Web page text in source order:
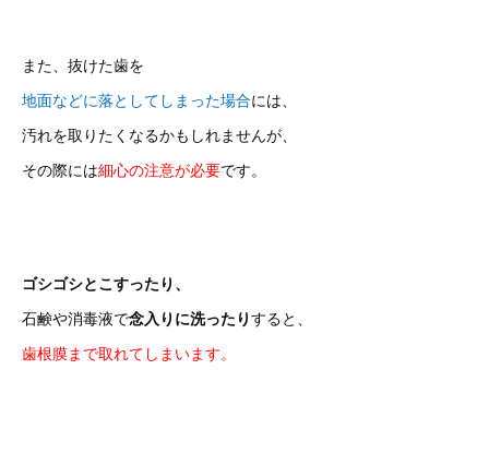
また、抜けた歯を
地面などに落としてしまった場合には、
汚れを取りたくなるかもしれませんが、
その際には細心の注意が必要です。
ゴシゴシとこすったり、
石鹸や消毒液で念入りに洗ったりすると、
歯根膜まで取れてしまいます。